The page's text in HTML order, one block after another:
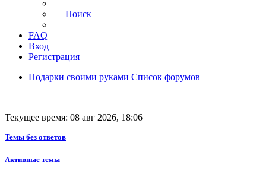
Поиск
FAQ
Вход
Регистрация
Подарки своими руками Список форумов
Текущее время: 08 авг 2026, 18:06
Темы без ответов
Активные темы